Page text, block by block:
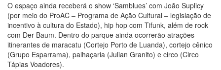
O espaço ainda receberá o show ‘Samblues’ com João Suplicy
(por meio do ProAC – Programa de Ação Cultural – legislação de
incentivo à cultura do Estado), hip hop com Tifunk, além de rock
com Der Baum. Dentro do parque ainda ocorrerão atrações
itinerantes de maracatu (Cortejo Porto de Luanda), cortejo cênico
(Grupo Esparrama), palhaçaria (Julian Granito) e circo (Circo
Tápias Voadores).